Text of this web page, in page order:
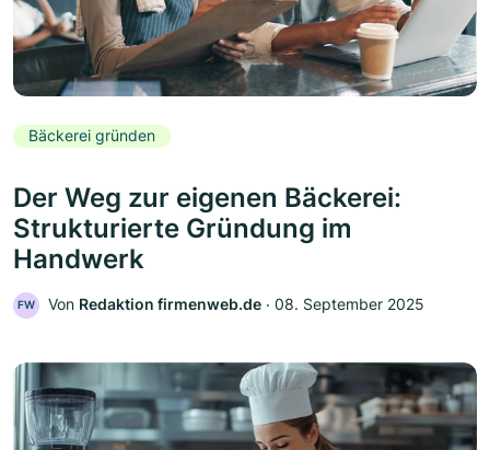
Bäckerei gründen
Der Weg zur eigenen Bäckerei:
Strukturierte Gründung im
Handwerk
FW Von Redaktion firmenweb.de ‧ 08. September 2025